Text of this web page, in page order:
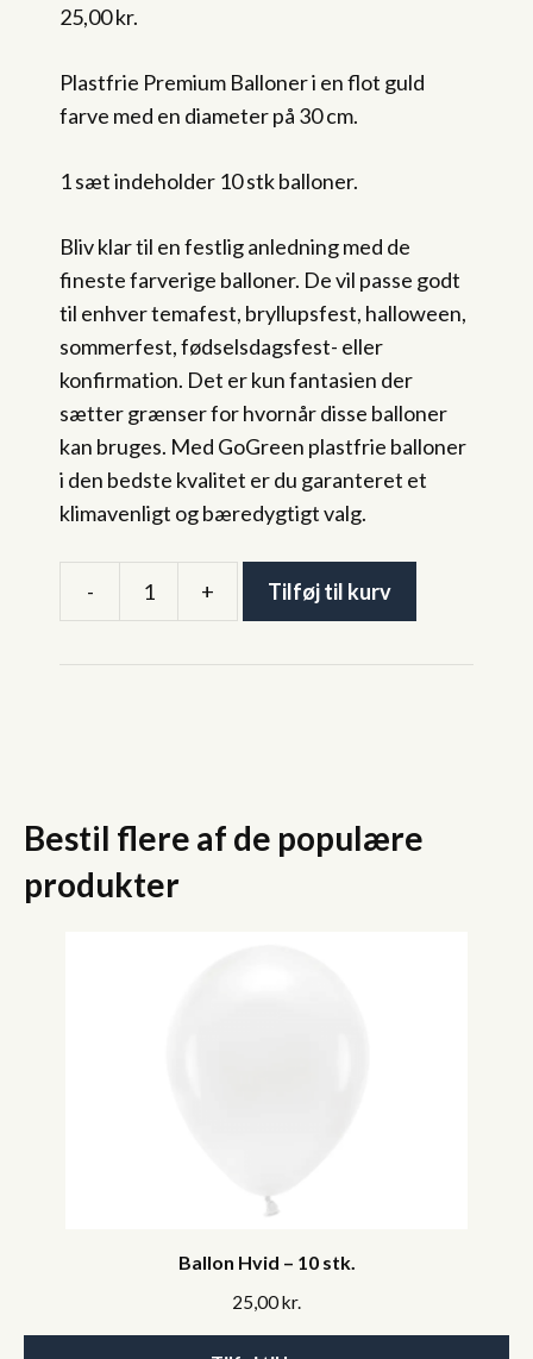
25,00kr.
Plastfrie Premium Balloner i en flot guld
farve med en diameter på 30 cm.
1 sæt indeholder 10 stk balloner.
Bliv klar til en festlig anledning med de
fineste farverige balloner. De vil passe godt
til enhver temafest, bryllupsfest, halloween,
sommerfest, fødselsdagsfest- eller
konfirmation. Det er kun fantasien der
sætter grænser for hvornår disse balloner
kan bruges. Med GoGreen plastfrie balloner
i den bedste kvalitet er du garanteret et
klimavenligt og bæredygtigt valg.
-
Ballon
-
+ Tilføj til kurv
Bestil flere af de populære
produkter
Ballon Hvid – 10 stk.
25,00kr.